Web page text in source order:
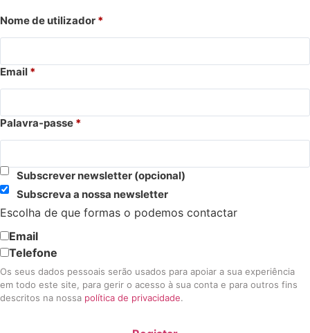
Nome de utilizador *
Email *
Palavra-passe *
Subscrever newsletter (opcional)
Subscreva a nossa newsletter
Escolha de que formas o podemos contactar
Email
Telefone
Os seus dados pessoais serão usados para apoiar a sua experiência
em todo este site, para gerir o acesso à sua conta e para outros fins
descritos na nossa política de privacidade.